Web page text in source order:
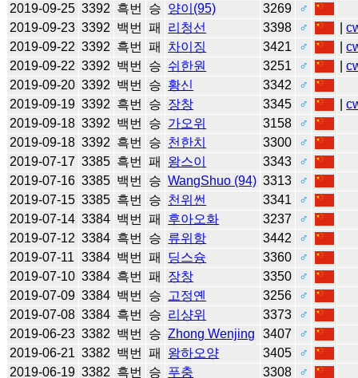
2019-09-25 3392 흑번 승 양이(95) 3269
♂
2019-09-23 3392 백번 패 리청선 3398 ♂ |
2019-09-22 3392 흑번 패 차이징 3421 ♂ |
2019-09-22 3392 백번 승 쉬한원 3251 ♂ |
2019-09-20 3392 백번 승 황신 3342
♂
2019-09-19 3392 흑번 승 장창 3345 ♂ |
2019-09-18 3392 백번 승 가오위 3158
♂
2019-09-18 3392 흑번 승 천한치 3300
♂
2019-07-17 3385 흑번 패 왕스이 3343
♂
2019-07-16 3385 백번 승 WangShuo (94) 3313
♂
2019-07-15 3385 흑번 승 천위썬 3341
♂
2019-07-14 3384 백번 패 후아오화 3237
♂
2019-07-12 3384 흑번 승 류위항 3442
♂
2019-07-11 3384 백번 패 딩스슝 3360
♂
2019-07-10 3384 흑번 패 장창 3350
♂
2019-07-09 3384 백번 승 고정옌 3256
♂
2019-07-08 3384 흑번 승 리샹위 3373
♂
2019-06-23 3382 백번 승 Zhong Wenjing 3407
♂
2019-06-21 3382 백번 패 왕하오양 3405
♂
2019-06-19 3382 흑번 승 푸충 3308 ♂